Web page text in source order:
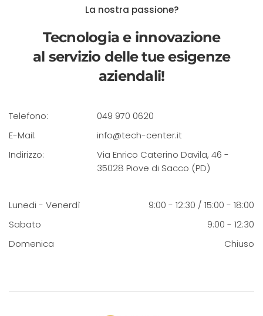
La nostra passione?
Tecnologia e innovazione
al servizio delle tue esigenze
aziendali!
Telefono:
049 970 0620
E-Mail:
info@tech-center.it
Indirizzo:
Via Enrico Caterino Davila, 46 -
35028 Piove di Sacco (PD)
Lunedi - Venerdì
9:00 - 12:30 / 15:00 - 18:00
Sabato
9:00 - 12:30
Domenica
Chiuso